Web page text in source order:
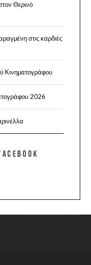
Θερινό
στις καρδιές
Κινηματογράφου
2026